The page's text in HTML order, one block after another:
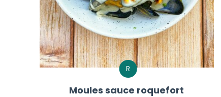
R
Moules sauce roquefort